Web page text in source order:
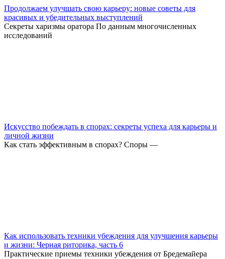
Продолжаем улучшать свою карьеру: новые советы для
красивых и убедительных выступлений
Секреты харизмы оратора По данным многочисленных
исследований
Искусство побеждать в спорах: секреты успеха для карьеры и
личной жизни
Как стать эффективным в спорах? Споры —
Как использовать техники убеждения для улучшения карьеры
и жизни: Черная риторика, часть 6
Практические приемы техники убеждения от Бредемайера